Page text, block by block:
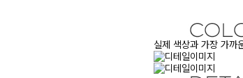
실제 색상과 가장 가까